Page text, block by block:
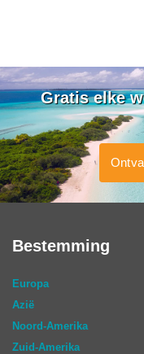
Gratis elke
Bestemming
Europa
Azië
Noord-Amerika
Zuid-Amerika